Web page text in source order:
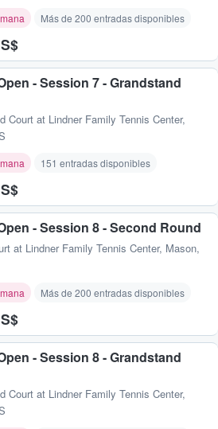
Más de 200 entradas disponibles
- Session 7 - Grandstand
Court at Lindner Family Tennis Center,
151 entradas disponibles
- Session 8 - Second Round
at Lindner Family Tennis Center, Mason,
Más de 200 entradas disponibles
- Session 8 - Grandstand
Court at Lindner Family Tennis Center,